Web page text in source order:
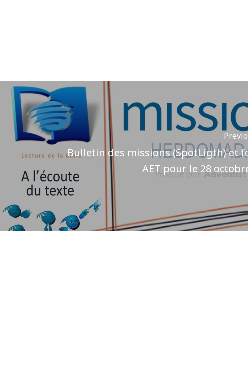
Bulletin des missions (SpotLigth) et
AET pour le 28